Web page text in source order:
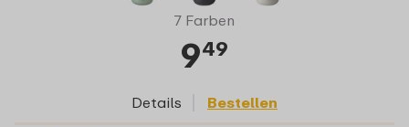
7 Farben
949
Details Bestellen